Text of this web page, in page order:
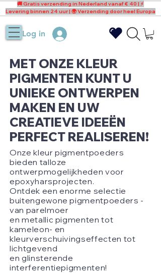
Log in
🚚 Gratis verzending in Nederland vanaf € 40 | ⚡
Levering binnen 24 uur | 🌍 Verzending door heel Europa
MET ONZE KLEUR
PIGMENTEN KUNT U
UNIEKE ONTWERPEN
MAKEN EN UW
CREATIEVE IDEEËN
PERFECT REALISEREN!
Onze kleur pigmentpoeders
bieden talloze
ontwerpmogelijkheden voor
epoxyharsprojecten.
Ontdek een enorme selectie
buitengewone pigmentpoeders -
van parelmoer
en metallic pigmenten tot
kameleon- en
kleurverschuivingseffecten tot
lichtgevend
en glinsterende
interferentiepigmenten!